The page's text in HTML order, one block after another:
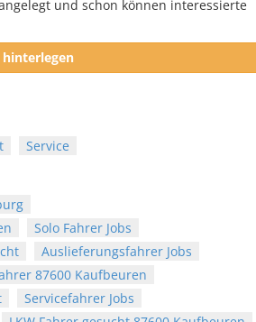
und schon können interessierte
Fahrer hinterlegen
Service
Solo Fahrer Jobs
Auslieferungsfahrer Jobs
87600 Kaufbeuren
Servicefahrer Jobs